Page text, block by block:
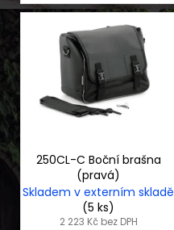
250CL-C Boční brašna
(pravá)
Skladem v externím skladě
(5 ks)
2 223 Kč bez DPH
NÍZKÁ
4KS
490
Kč